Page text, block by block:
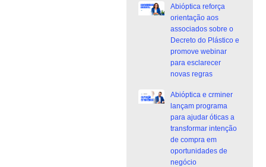
Abióptica reforça
orientação aos
associados sobre o
Decreto do Plástico e
promove webinar
para esclarecer
novas regras
Abióptica e crminer
lançam programa
para ajudar óticas a
transformar intenção
de compra em
oportunidades de
negócio